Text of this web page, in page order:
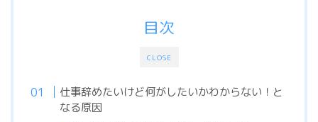
CLOSE
目次
仕事辞めたいけど何がしたいかわからない！と
なる原因